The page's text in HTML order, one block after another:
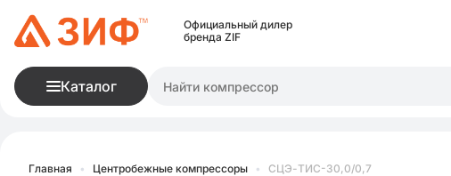
Официальный дилер
бренда ZIF
Каталог
Главная • Центробежные компрессоры • СЦЭ-ТИС-30,0/0,7